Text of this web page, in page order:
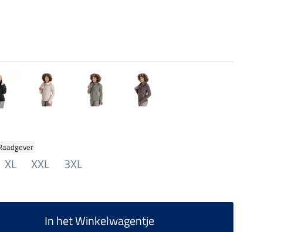
XL XXL 3XL
In het Winkelwagentje